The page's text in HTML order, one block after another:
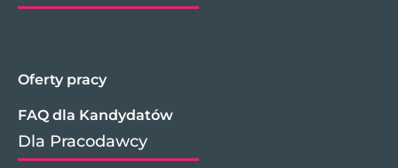
Oferty pracy
FAQ dla Kandydatów
Dla Pracodawcy